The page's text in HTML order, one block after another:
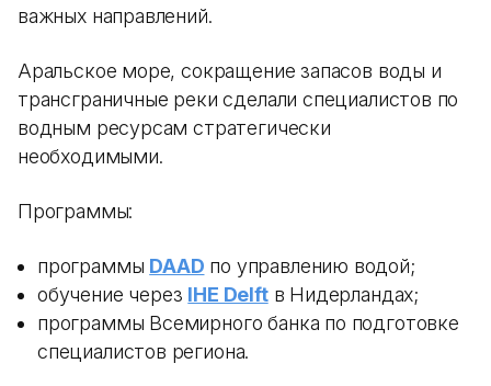
важных направлений.
Аральское море, сокращение запасов воды и
трансграничные реки сделали специалистов по
водным ресурсам стратегически
необходимыми.
Программы:
программы DAAD по управлению водой;
обучение через IHE Delftв Нидерландах;
программы Всемирного банка по подготовке
специалистов региона.